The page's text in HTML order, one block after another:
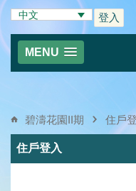
中文 登入
MENU
碧濤花園II期 住戶
住戶登入